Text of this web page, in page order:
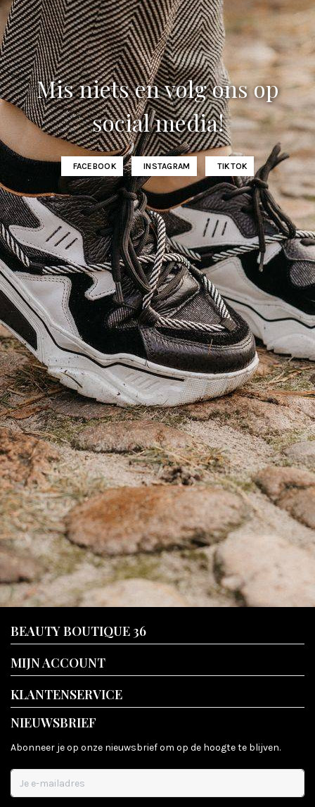
Mis niets en volg ons op
social media!
FACEBOOK INSTAGRAM TIKTOK
BEAUTY BOUTIQUE 36
MIJN ACCOUNT
KLANTENSERVICE
NIEUWSBRIEF
Abonneer je op onze nieuwsbrief om op de hoogte te blijven.